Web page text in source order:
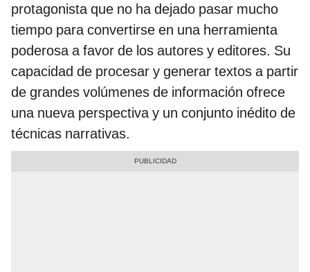
protagonista que no ha dejado pasar mucho
tiempo para convertirse en una herramienta
poderosa a favor de los autores y editores. Su
capacidad de procesar y generar textos a partir
de grandes volúmenes de información ofrece
una nueva perspectiva y un conjunto inédito de
técnicas narrativas.